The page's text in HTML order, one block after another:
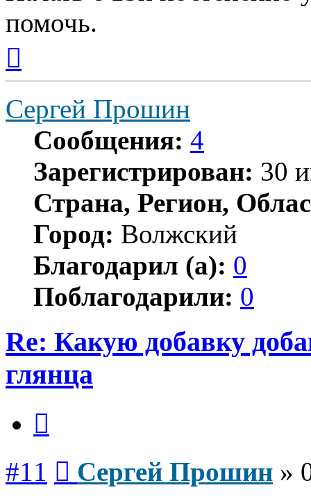
помочь.
началу
Сергей Прошин
Сообщения: 4
Зарегистрирован: 30
Страна, Регион,
Город: Волжский
Благодарил (а): 0
Поблагодарили: 0
Re: Какую добавку
глянца
#11 Сергей Прошин »